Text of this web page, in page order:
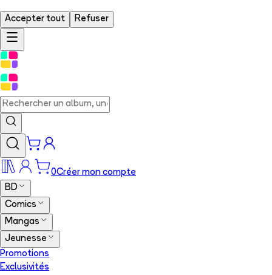
Accepter tout Refuser
0Créer mon compte
BD
Comics
Mangas
Jeunesse
Promotions
Exclusivités